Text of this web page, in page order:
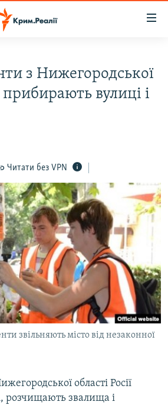
КРИМУ
з Нижегородської
прибирають вулиці і
Читати без VPN
звільняють місто від незаконної
області Росії
розчищають звалища і